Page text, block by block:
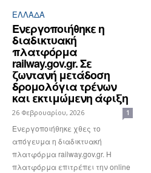
ΕΛΛΆΔΑ
Ενεργοποιήθηκε η
διαδικτυακή
πλατφόρμα
railway.gov.gr. Σε
ζωντανή μετάδοση
δρομολόγια τρένων
και εκτιμώμενη άφιξη
26 Φεβρουαρίου, 2026 1
Ενεργοποιήθηκε χθες το
απόγευμα η διαδικτυακή
πλατφόρμα railway.gov.gr. Η
πλατφόρμα επιτρέπει την online